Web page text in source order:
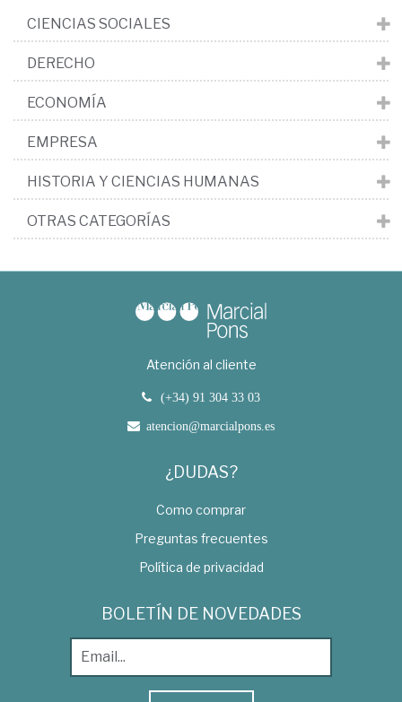
CIENCIAS SOCIALES
DERECHO
ECONOMÍA
EMPRESA
HISTORIA Y CIENCIAS HUMANAS
OTRAS CATEGORÍAS
Atención al cliente
(+34) 91 304 33 03
atencion@marcialpons.es
¿DUDAS?
Como comprar
Preguntas frecuentes
Política de privacidad
BOLETÍN DE NOVEDADES